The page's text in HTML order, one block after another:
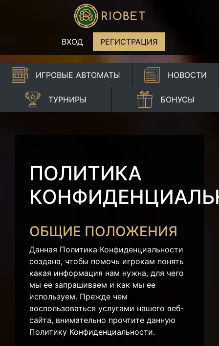
ВХОД РЕГИСТРАЦИЯ
ИГРОВЫЕ АВТОМАТЫ НОВОСТИ
ТУРНИРЫ БОНУСЫ
ПОЛИТИКА
ОБЩИЕ ПОЛОЖЕНИЯ
Данная Политика Конфиденциальности
создана, чтобы помочь игрокам понять
какая информация нам нужна, для чего
мы ее запрашиваем и как мы ее
используем. Прежде чем
воспользоваться услугами нашего веб-
сайта, внимательно прочтите данную
Политику Конфиденциальности.